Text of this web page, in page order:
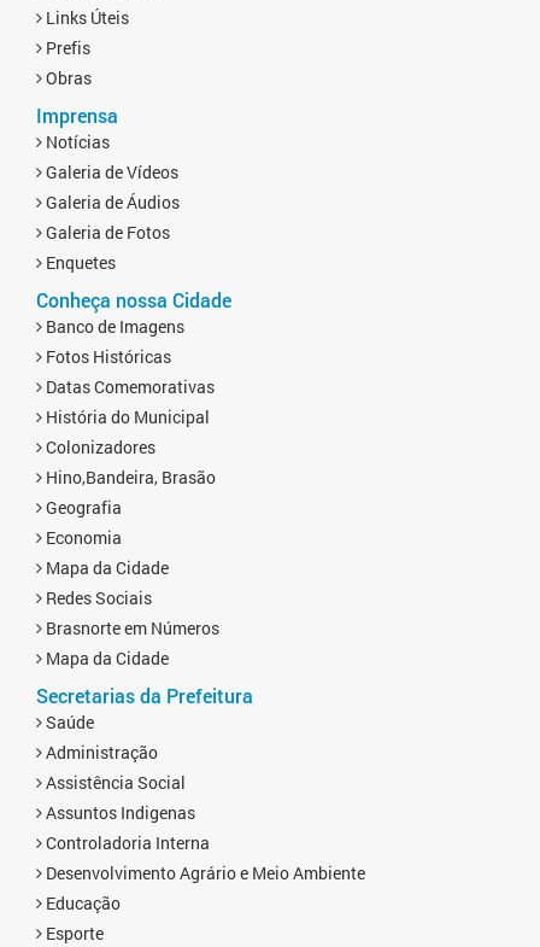
Links Úteis
Prefis
Obras
Imprensa
Notícias
Galeria de Vídeos
Galeria de Áudios
Galeria de Fotos
Enquetes
Conheça nossa Cidade
Banco de Imagens
Fotos Históricas
Datas Comemorativas
História do Municipal
Colonizadores
Hino,Bandeira, Brasão
Geografia
Economia
Mapa da Cidade
Redes Sociais
Brasnorte em Números
Mapa da Cidade
Secretarias da Prefeitura
Saúde
Administração
Assistência Social
Assuntos Indigenas
Controladoria Interna
Desenvolvimento Agrário e Meio Ambiente
Educação
Esporte